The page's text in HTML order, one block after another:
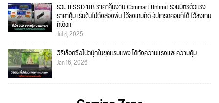
รวม 8 SSD 1TB ราคาคุ้มงาน Commart Unlimit รวมมิตรตัวแรง
ราคาคุ้ม เริ่มต้นไม่ถึงสองพัน ไว้ลงเกมก็ดี อัปเกรดคอมก็ได้ ไว้ลงเกม
ก็เด็ด!!
Jul 4, 2025
วิธีเลือกซื้อโน้ตบุ๊กในยุคแรมแพง ได้ทั้งความแรงและความคุ้ม
Jan 16, 2026